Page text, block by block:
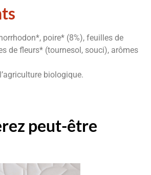
poire* (8%), feuilles de
de fleurs* (tournesol, souci), arômes
biologique.
peut-être